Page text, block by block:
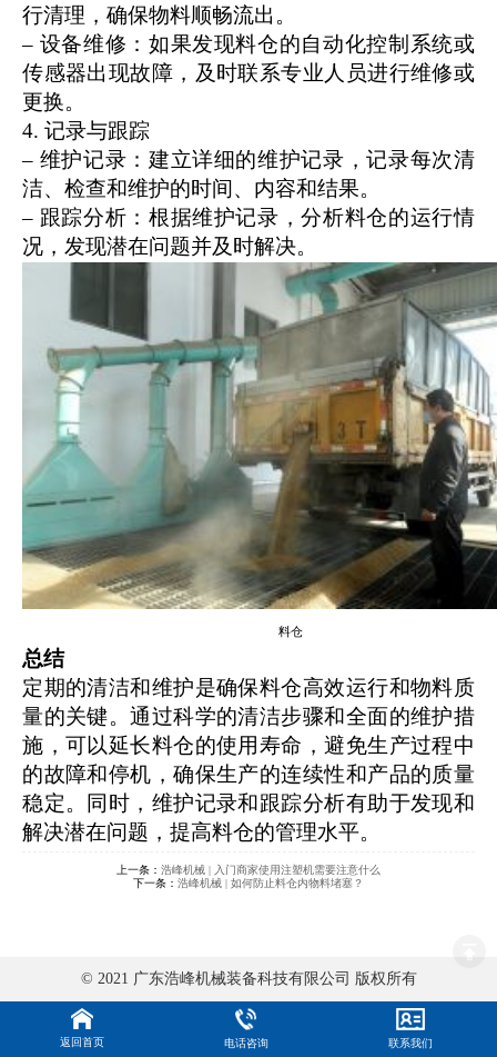
行清理，确保物料顺畅流出。
– 设备维修：如果发现料仓的自动化控制系统或
传感器出现故障，及时联系专业人员进行维修或
更换。
4. 记录与跟踪
– 维护记录：建立详细的维护记录，记录每次清
洁、检查和维护的时间、内容和结果。
– 跟踪分析：根据维护记录，分析料仓的运行情
况，发现潜在问题并及时解决。
料仓
总结
定期的清洁和维护是确保料仓高效运行和物料质
量的关键。通过科学的清洁步骤和全面的维护措
施，可以延长料仓的使用寿命，避免生产过程中
的故障和停机，确保生产的连续性和产品的质量
稳定。同时，维护记录和跟踪分析有助于发现和
解决潜在问题，提高料仓的管理水平。
上一条： 浩峰机械 | 入门商家使用注塑机需要注意什么
下一条： 浩峰机械 | 如何防止料仓内物料堵塞？
© 2021 广东浩峰机械装备科技有限公司 版权所有
返回首页 电话咨询 联系我们